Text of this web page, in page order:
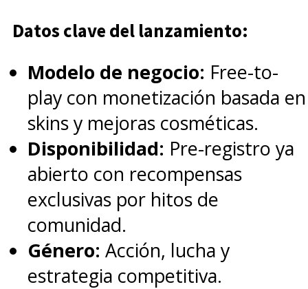
Datos clave del lanzamiento:
Modelo de negocio: Free-to-
play con monetización basada en
skins y mejoras cosméticas.
Disponibilidad: Pre-registro ya
abierto con recompensas
exclusivas por hitos de
comunidad.
Género: Acción, lucha y
estrategia competitiva.